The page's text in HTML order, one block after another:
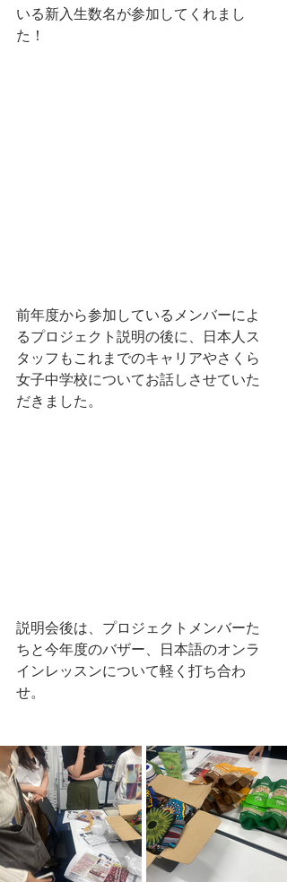
いる新入生数名が参加してくれまし
た！
前年度から参加しているメンバーによ
るプロジェクト説明の後に、日本人ス
タッフもこれまでのキャリアやさくら
女子中学校についてお話しさせていた
だきました。
説明会後は、プロジェクトメンバーた
ちと今年度のバザー、日本語のオンラ
インレッスンについて軽く打ち合わ
せ。